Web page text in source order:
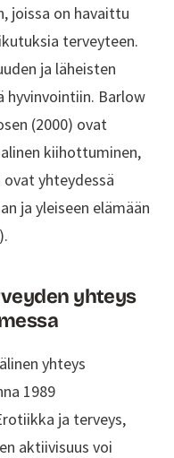
joissa on havaittu
terveyteen.
ja läheisten
hyvinvointiin. Barlow
(2000) ovat
kiihottuminen,
yhteydessä
ja yleiseen elämään
yhteys
yhteys
1989
ja terveys,
aktiivisuus voi